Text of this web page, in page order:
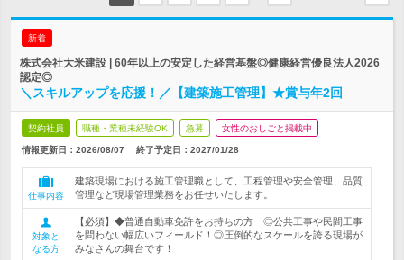
新着
株式会社大米建設 | 60年以上の安定した経営基盤◎健康経営優良法人2026
認定◎
＼スキルアップを応援！／【建築施工管理】★賞与年2回
契約社員 職種・業種未経験OK 急募 女性のおしごと掲載中
情報更新日：2026/08/07 終了予定日： 2027/01/28
仕事内容
建築現場における施工管理職として、工程管理や安全管理、品質
管理など現場管理業務をお任せいたします。
対象と
なる方
【必須】◆普通自動車免許をお持ちの方 ◎公共工事や民間工事
を問わない幅広いフィールド！◎圧倒的なスケールを誇る現場が
みなさんの舞台です！